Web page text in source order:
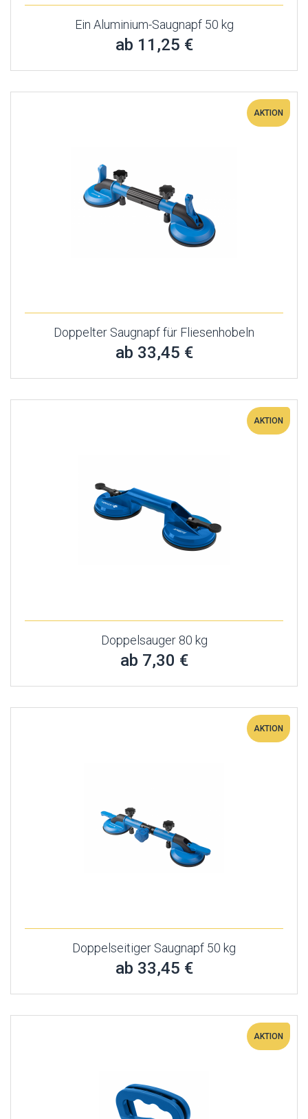
Ein Aluminium-Saugnapf 50 kg
ab 11,25 €
AKTION
Doppelter Saugnapf für Fliesenhobeln
ab 33,45 €
AKTION
Doppelsauger 80 kg
ab 7,30 €
AKTION
Doppelseitiger Saugnapf 50 kg
ab 33,45 €
AKTION